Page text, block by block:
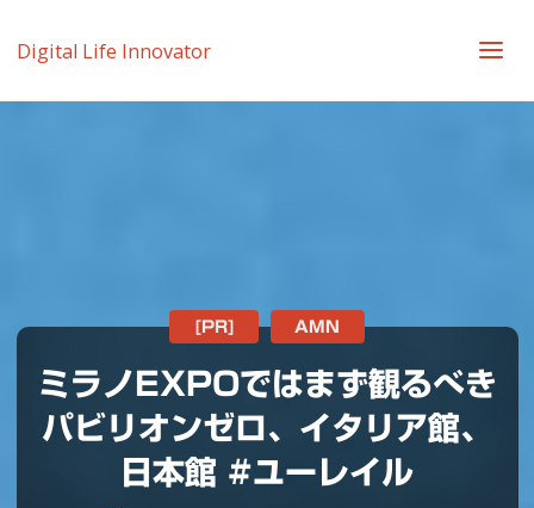
Digital Life Innovator
ミラノEXPOではまず観るべき
パビリオンゼロ、イタリア館、
日本館 #ユーレイル
[PR] AMN